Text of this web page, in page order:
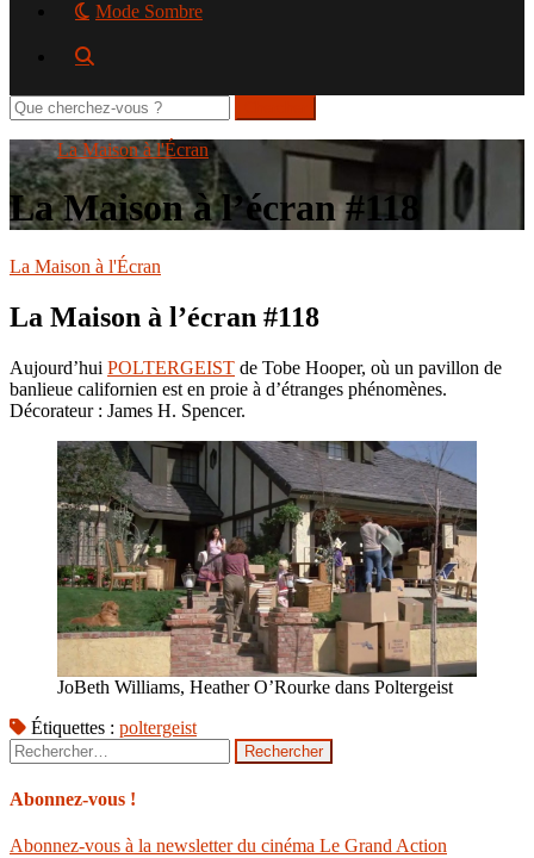
Mode Sombre
Rechercher
sur
site
La Maison à l'Écran
La Maison à l’écran #118
La Maison à l'Écran
La Maison à l’écran #118
Aujourd’hui POLTERGEIST de Tobe Hooper, où un pavillon de
banlieue californien est en proie à d’étranges phénomènes.
Décorateur : James H. Spencer.
JoBeth Williams, Heather O’Rourke dans Poltergeist
Étiquettes : poltergeist
Rechercher :
Abonnez-vous !
Abonnez-vous à la newsletter du cinéma Le Grand Action